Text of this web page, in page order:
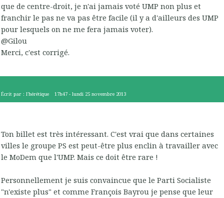
que de centre-droit, je n'ai jamais voté UMP non plus et
franchir le pas ne va pas être facile (il y a d'ailleurs des UMP
pour lesquels on ne me fera jamais voter).
@Gilou
Merci, c'est corrigé.
Écrit par : l'hérétique 17h47 -lundi 25 novembre 2013
Ton billet est très intéressant. C'est vrai que dans certaines
villes le groupe PS est peut-être plus enclin à travailler avec
le MoDem que l'UMP. Mais ce doit être rare !
Personnellement je suis convaincue que le Parti Socialiste
"n'existe plus" et comme François Bayrou je pense que leur